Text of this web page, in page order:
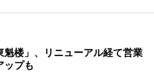
魁楼」、リニューアル経て営業
プも